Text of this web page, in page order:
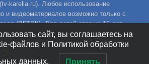
karelia.ru). Любое использование
и видеоматериалов возможно только с
(ВГТРК). Для детей старше 16 лет.
сайт, вы соглашаетесь на
файлов и Политикой обработки
данных. Принять